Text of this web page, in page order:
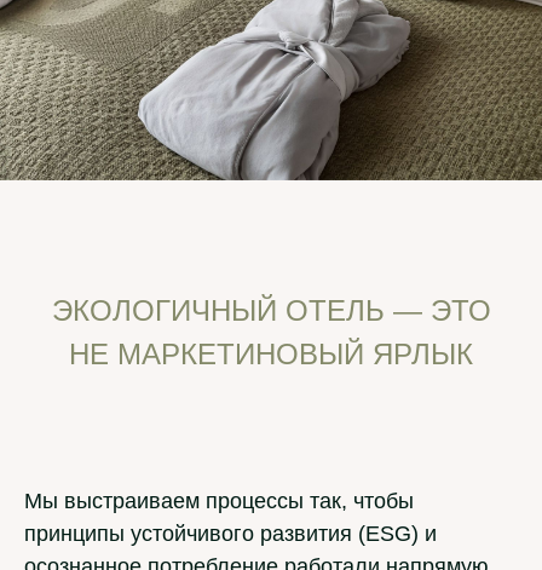
ЭКОЛОГИЧНЫЙ ОТЕЛЬ — ЭТО
НЕ МАРКЕТИНОВЫЙ ЯРЛЫК
Мы выстраиваем процессы так, чтобы
принципы устойчивого развития (ESG) и